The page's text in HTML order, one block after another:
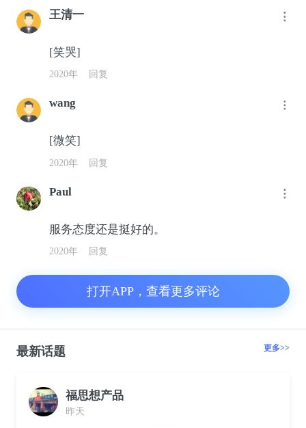
王清一
[笑哭]
2020年 回复
wang
[微笑]
2020年 回复
Paul
服务态度还是挺好的。
2020年 回复
打开APP，查看更多评论
最新话题 更多>>
福思想产品
昨天